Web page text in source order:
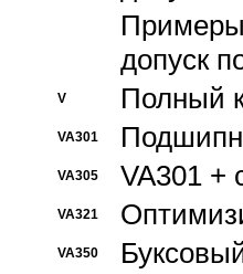
допуск
V Полный
VA301
VA305 VA301 +
VA321
VA350